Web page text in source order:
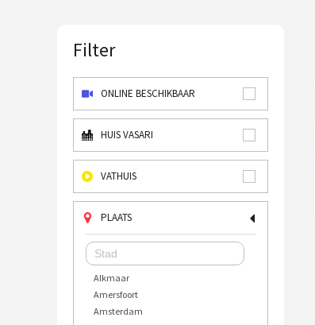
Filter
ONLINE BESCHIKBAAR
HUIS VASARI
VATHUIS
PLAATS
Alkmaar
Amersfoort
Amsterdam